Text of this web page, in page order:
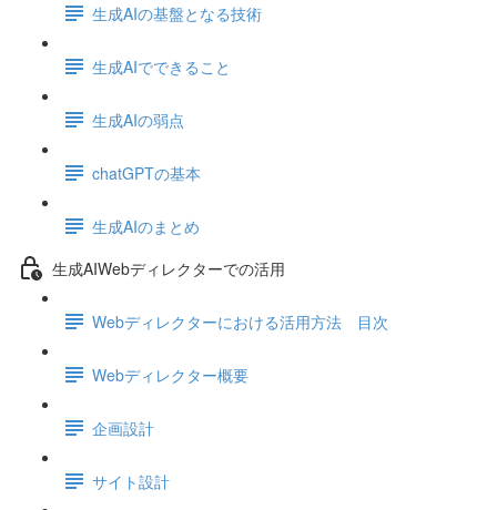
生成AIの基盤となる技術
生成AIでできること
生成AIの弱点
chatGPTの基本
生成AIのまとめ
生成AIWebディレクターでの活用
Webディレクターにおける活用方法 目次
Webディレクター概要
企画設計
サイト設計